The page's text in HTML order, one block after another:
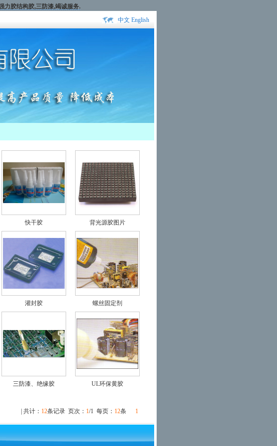
力胶结构胶,三防漆,竭诚服务.
中文 English
快干胶 背光源胶图片
灌封胶 螺丝固定剂
三防漆、绝缘胶 UL环保黄胶
| 共计： 12条记录 页次： 1/1 每页： 12条 1